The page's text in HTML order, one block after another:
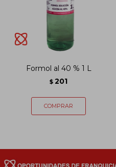
Formol al 40 % 1 L
$ 201